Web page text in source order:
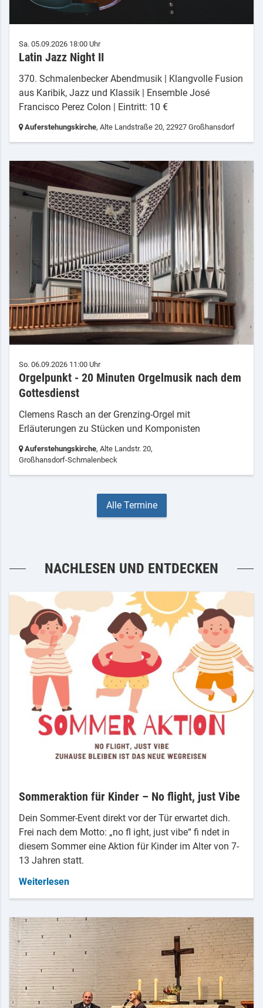
Sa. 05.09.2026 18:00 Uhr
Latin Jazz Night II
370. Schmalenbecker Abendmusik | Klangvolle Fusion
aus Karibik, Jazz und Klassik | Ensemble José
Francisco Perez Colon | Eintritt: 10 €
Auferstehungskirche, Alte Landstraße 20, 22927 Großhansdorf
So. 06.09.2026 11:00 Uhr
Orgelpunkt - 20 Minuten Orgelmusik nach dem
Gottesdienst
Clemens Rasch an der Grenzing-Orgel mit
Erläuterungen zu Stücken und Komponisten
Auferstehungskirche, Alte Landstr. 20,
Großhansdorf-Schmalenbeck
Alle Termine
NACHLESEN UND ENTDECKEN
Sommeraktion für Kinder – No flight, just Vibe
Dein Sommer-Event direkt vor der Tür erwartet dich.
Frei nach dem Motto: „no fl ight, just vibe“ fi ndet in
diesem Sommer eine Aktion für Kinder im Alter von 7-
13 Jahren statt.
Weiterlesen